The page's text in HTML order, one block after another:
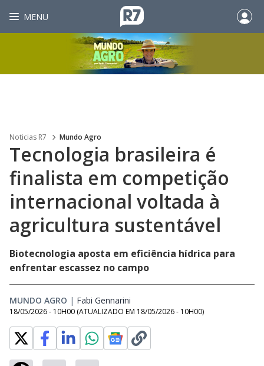
MENU
Noticias R7 Mundo Agro
Tecnologia brasileira é
finalista em competição
internacional voltada à
agricultura sustentável
Biotecnologia aposta em eficiência hídrica para
enfrentar escassez no campo
MUNDO AGRO | Fabi Gennarini
18/05/2026 - 10H00 (ATUALIZADO EM 18/05/2026 - 10H00)